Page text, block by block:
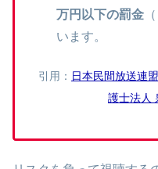
万円以下の罰金
います。
引用： 日本民間放送連盟
護士法人